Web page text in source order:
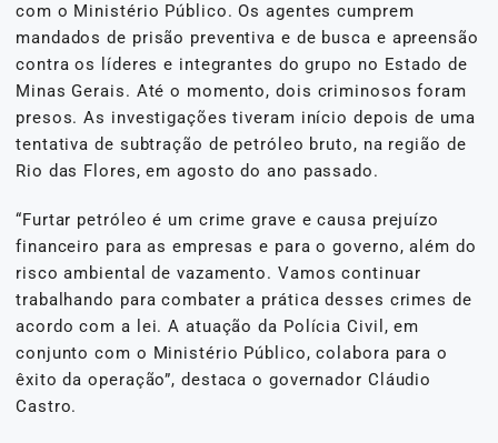
com o Ministério Público. Os agentes cumprem
mandados de prisão preventiva e de busca e apreensão
contra os líderes e integrantes do grupo no Estado de
Minas Gerais. Até o momento, dois criminosos foram
presos. As investigações tiveram início depois de uma
tentativa de subtração de petróleo bruto, na região de
Rio das Flores, em agosto do ano passado.
“Furtar petróleo é um crime grave e causa prejuízo
financeiro para as empresas e para o governo, além do
risco ambiental de vazamento. Vamos continuar
trabalhando para combater a prática desses crimes de
acordo com a lei. A atuação da Polícia Civil, em
conjunto com o Ministério Público, colabora para o
êxito da operação”, destaca o governador Cláudio
Castro.